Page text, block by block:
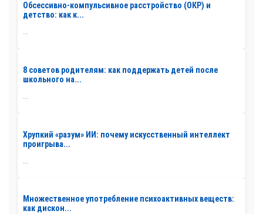
Обсессивно-компульсивное расстройство (ОКР) и
детство: как к...
...
8 советов родителям: как поддержать детей после
школьного на...
Хрупкий «разум» ИИ: почему искусственный интеллект
проигрыва...
Множественное употребление психоактивных веществ:
как дискон...